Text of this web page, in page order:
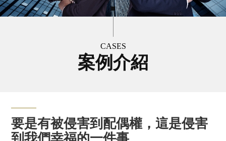
CASES
案例介紹
要是有被侵害到配偶權，這是侵害